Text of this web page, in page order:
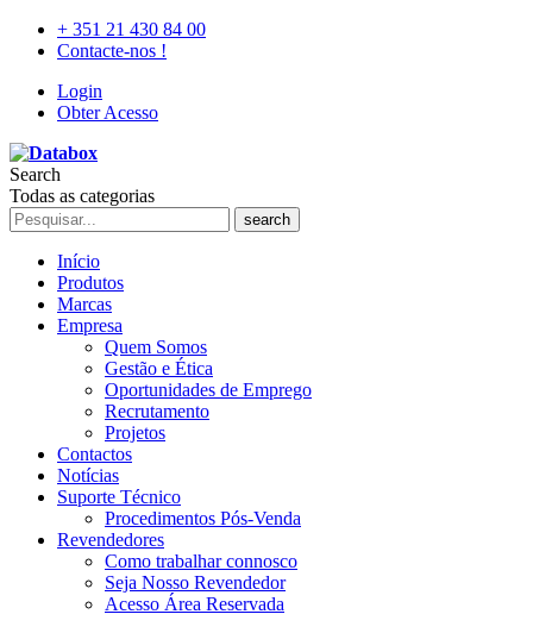
+ 351 21 430 84 00
Contacte-nos !
Login
Obter Acesso
Search
Todas as categorias
search
Início
Produtos
Marcas
Empresa
Quem Somos
Gestão e Ética
Oportunidades de Emprego
Recrutamento
Projetos
Contactos
Notícias
Suporte Técnico
Procedimentos Pós-Venda
Revendedores
Como trabalhar connosco
Seja Nosso Revendedor
Acesso Área Reservada